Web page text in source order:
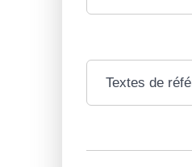
Textes de